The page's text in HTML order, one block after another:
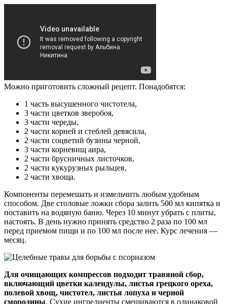
Можно приготовить сложный рецепт. Понадобятся:
1 часть высушенного чистотела,
3 части цветков зверобоя,
3 части череды,
2 части корней и стеблей девясила,
2 части соцветий бузины черной,
3 части корневищ аира,
2 части брусничных листочков,
2 части кукурузных рыльцев,
2 части хвоща.
Компоненты перемешать и измельчить любым удобным
способом. Две столовые ложки сбора залить 500 мл кипятка и
поставить на водяную баню. Через 10 минут убрать с плиты,
настоять. В день нужно принять средство 2 раза по 100 мл
перед приемом пищи и по 100 мл после нее. Курс лечения —
месяц.
Для очищающих компрессов подходит травяной сбор,
включающий цветки календулы, листья грецкого ореха,
полевой хвощ, чистотел, листья лопуха и черной
смородины. Сухие ингредиенты смешиваются в одинаковой